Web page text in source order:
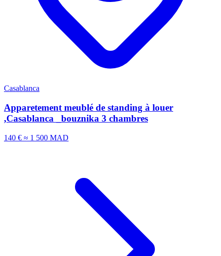
Casablanca
Apparetement meublé de standing à louer
,Casablanca _bouznika 3 chambres
140 € ≈ 1 500 MAD